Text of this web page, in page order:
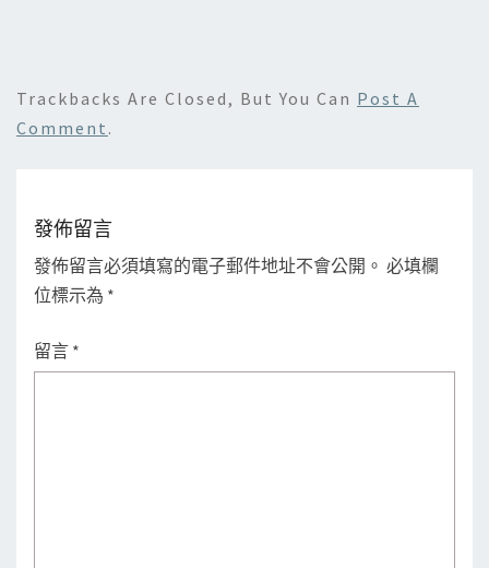
Trackbacks Are Closed, But You Can Post A
Comment .
發佈留言
發佈留言必須填寫的電子郵件地址不會公開。 必填欄
位標示為 *
留言 *